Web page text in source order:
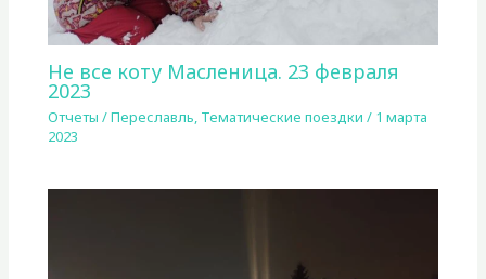
Не все коту Масленица. 23 февраля
2023
Отчеты /Переславль, Тематические поездки / 1 марта
2023